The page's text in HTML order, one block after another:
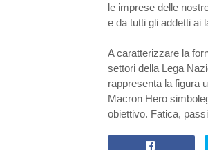
le imprese delle
e da tutti gli addetti ai
A caratterizzare la
settori della Lega
rappresenta la figura
Macron Hero
obiettivo. Fatica,